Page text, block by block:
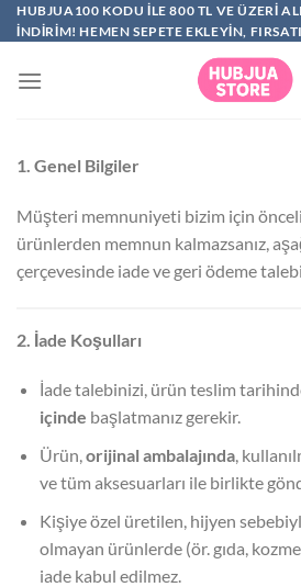
İçeriğe
atla
HUBJUA100 KODU ILE 800 TL VE ÜZERI
INDIRIM! HEMEN SEPETE EKLEYIN,
1. Genel Bilgiler
Müşteri memnuniyeti bizim için
ürünlerden memnun kalmazsanız,
çerçevesinde iade ve geri ödeme
2. İade Koşulları
İade talebinizi, ürün teslim
içinde başlatmanız gerekir.
Ürün,orijinal ambalajında,
ve tüm aksesuarları ile birlikte
Kişiye özel üretilen, hijyen
olmayan ürünlerde (ör. gıda,
iade kabul edilmez.